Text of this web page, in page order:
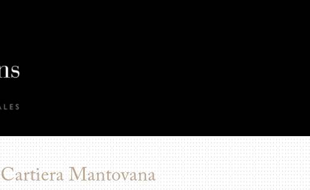
Cartiera Mantovana